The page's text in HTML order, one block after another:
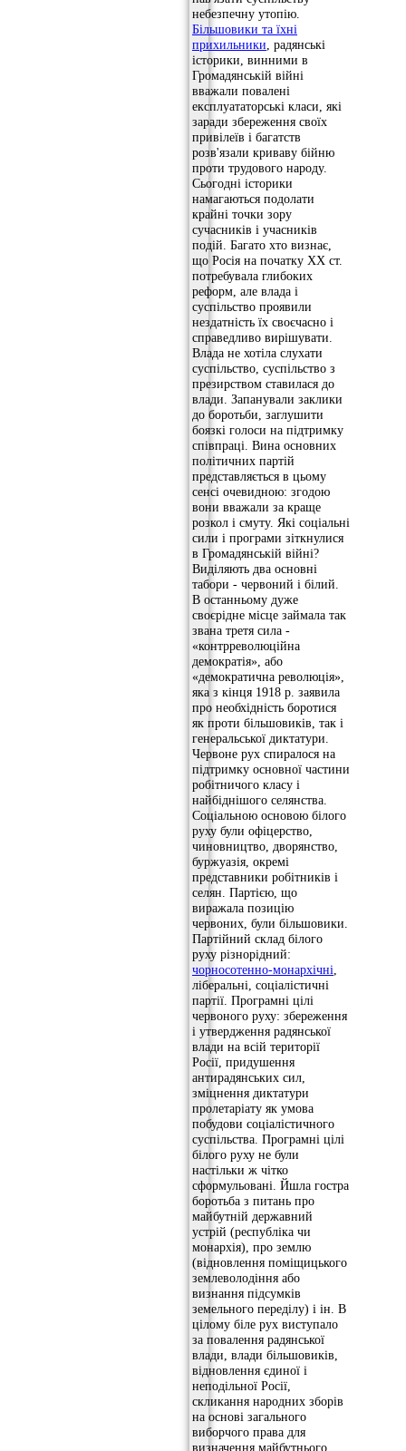
небезпечну утопію.
Більшовики та їхні
прихильники , радянські
історики, винними в
Громадянській війні
вважали повалені
експлуататорські класи, які
заради збереження своїх
привілеїв і багатств
розв'язали криваву бійню
проти трудового народу.
Сьогодні історики
намагаються подолати
крайні точки зору
сучасників і учасників
подій. Багато хто визнає,
що Росія на початку XX ст.
потребувала глибоких
реформ, але влада і
суспільство проявили
нездатність їх своєчасно і
справедливо вирішувати.
Влада не хотіла слухати
суспільство, суспільство з
презирством ставилася до
влади. Запанували заклики
до боротьби, заглушити
боязкі голоси на підтримку
співпраці. Вина основних
політичних партій
представляється в цьому
сенсі очевидною: згодою
вони вважали за краще
розкол і смуту. Які соціальні
сили і програми зіткнулися
в Громадянській війні?
Виділяють два основні
табори - червоний і білий.
В останньому дуже
своєрідне місце займала так
звана третя сила -
«контрреволюційна
демократія», або
«демократична революція»,
яка з кінця 1918 р. заявила
про необхідність боротися
як проти більшовиків, так і
генеральської диктатури.
Червоне рух спиралося на
підтримку основної частини
робітничого класу і
найбіднішого селянства.
Соціальною основою білого
руху були офіцерство,
чиновництво, дворянство,
буржуазія, окремі
представники робітників і
селян. Партією, що
виражала позицію
червоних, були більшовики.
Партійний склад білого
руху різнорідний:
чорносотенно-монархічні
ліберальні, соціалістичні
партії. Програмні цілі
червоного руху: збереження
і утвердження радянської
влади на всій території
Росії, придушення
антирадянських сил,
зміцнення диктатури
пролетаріату як умова
побудови соціалістичного
суспільства. Програмні цілі
білого руху не були
настільки ж чітко
сформульовані. Йшла гостра
боротьба з питань про
майбутній державний
устрій (республіка чи
монархія), про землю
(відновлення поміщицького
землеволодіння або
визнання підсумків
земельного переділу) і ін. В
цілому біле рух виступало
за повалення радянської
влади, влади більшовиків,
відновлення єдиної і
неподільної Росії,
скликання народних зборів
на основі загального
виборчого права для
визначення майбутнього